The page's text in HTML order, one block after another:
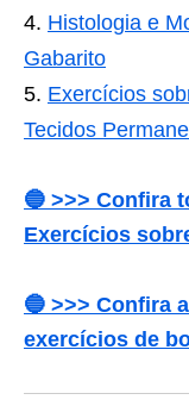
Histologia e
Gabarito
Exercícios
Tecidos
🔵 >>> Confira
Exercícios
🔵 >>> Confira
exercícios de